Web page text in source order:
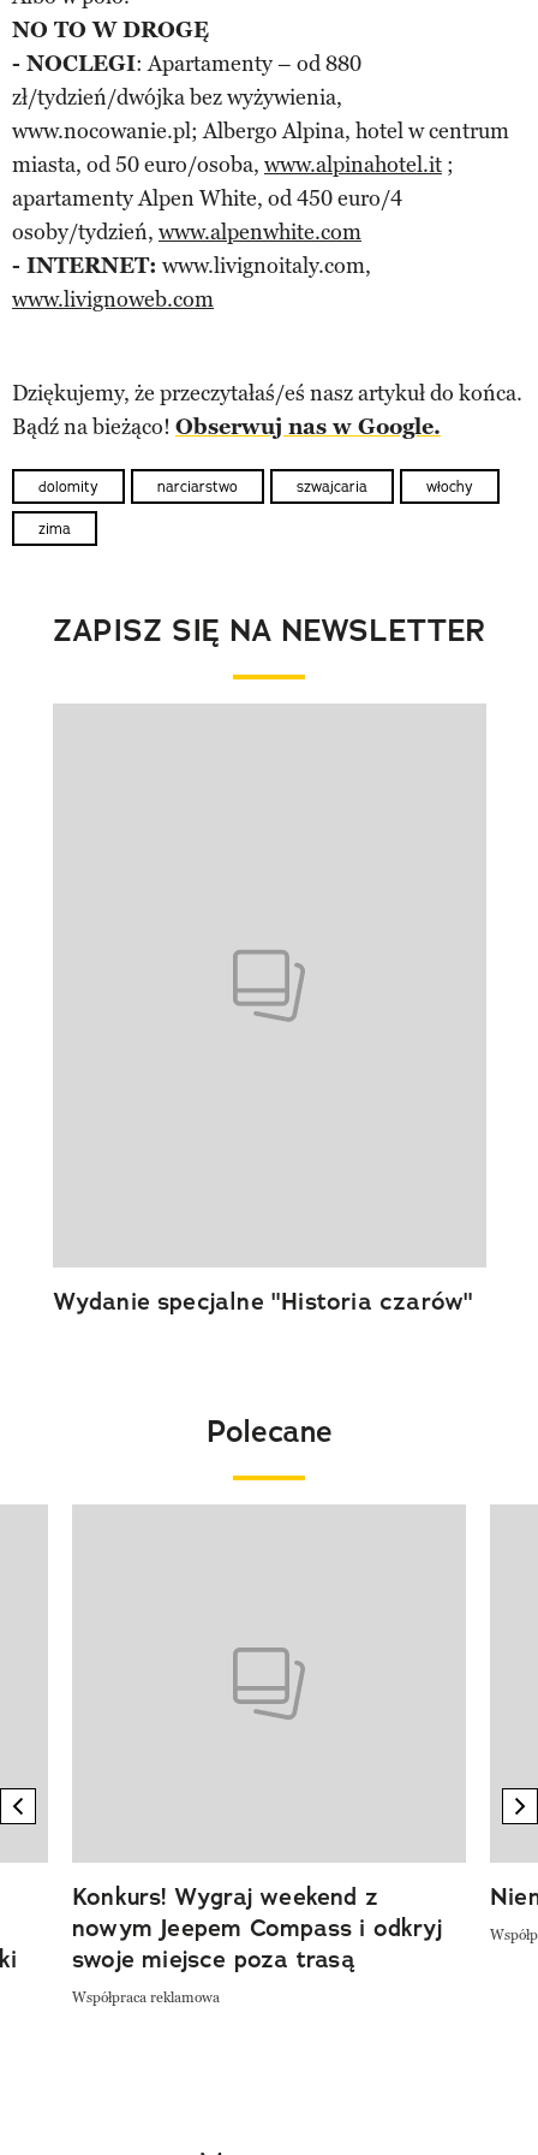
NO TO W DROGĘ
- NOCLEGI: Apartamenty – od 880
zł/tydzień/dwójka bez wyżywienia,
www.nocowanie.pl; Albergo Alpina, hotel w centrum
miasta, od 50 euro/osoba, www.alpinahotel.it ;
apartamenty Alpen White, od 450 euro/4
osoby/tydzień, www.alpenwhite.com
- INTERNET: www.livignoitaly.com,
www.livignoweb.com
Dziękujemy, że przeczytałaś/eś nasz artykuł do końca.
Bądź na bieżąco! Obserwuj nas w Google.
dolomity narciarstwo szwajcaria włochy
zima
ZAPISZ SIĘ NA NEWSLETTER
Wydanie specjalne "Historia czarów"
Polecane
previous element
Konkurs! Wygraj weekend z
nowym Jeepem Compass i odkryj
swoje miejsce poza trasą
Współpraca reklamowa